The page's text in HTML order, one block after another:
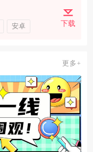
安卓 下载
更多+